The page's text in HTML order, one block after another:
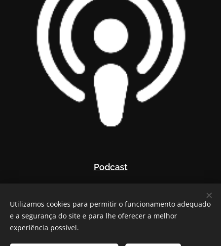
Podcast
Utilizamos cookies para permitir o funcionamento adequado
e a segurança do site e para lhe oferecer a melhor
experiência possível.